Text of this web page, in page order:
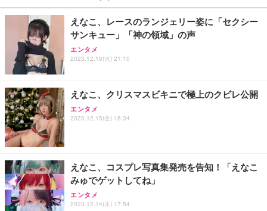
￥27,999
Sezlife オフィスチェア デスクチェア 疲れない テレ
ワーク チェア 強化バックレスト 30度ロッキング機
能 人間工学 椅子 腰サポート 90度跳ね上げ式アーム
務用 おしゃれ パソコンチェア (ブラック)
Sezlife オフィスチェア デスクチェア 疲れない テレ
ワーク チェア 強化バックレスト 30度ロッキング機
務用 おしゃれ パソコンチェア (ホワイト)
ANDWINT オフィスチェア デスクチェア 肘なし メ
ッシュ 通気性 ランバーサポート付き 腰サポート ガ
ス圧無段階昇降 360度回転 キャスター付き コンパク
￥109,572
【純正品】27"ゲーミングモニター DualSense 充電
フック付き（CFI-ZDM1J）
【整備済み品】Dell E2724HS 27インチ 液晶モニタ
ー フルHD（1920×1080）VA 非光沢 HDMI/DisplayP
【MiniLED/24.5inch/280Hz/FHD】GRAPHT THE S
HOOTER Gaming Monitor 24” Essential ゲーミン
グモニター QD 24.5インチ 1ms FHD 量子ドット 残
￥3,234
ネオ・ルーライフ ネオ・オムツ L 中型犬用 26枚入
り 単品
Smart Basic(スマートベーシック) 【Amazon.co.jp
限定】 Smart Basic アイリスオーヤマ ペットシーツ
アイリスオーヤマ ペットシーツ 超厚型 お徳用 レギ
ュラー 200枚入【Amazon.co.jp限定】
えなこ、レースのランジェリー姿に「セクシー
サンキュー」「神の領域」の声
エンタメ
2023.12.19(火) 21:10
えなこ、クリスマスビキニで極上のクビレ公開
エンタメ
2023.12.15(金) 18:34
えなこ、コスプレ写真集発売を告知！「えなこ
みゅでゲットしてね」
エンタメ
2023.12.14(木) 17:54